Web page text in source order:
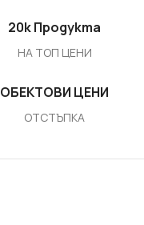
20k Продукта
НА ТОП ЦЕНИ
ОБЕКТОВИ ЦЕНИ
ОТСТЪПКА